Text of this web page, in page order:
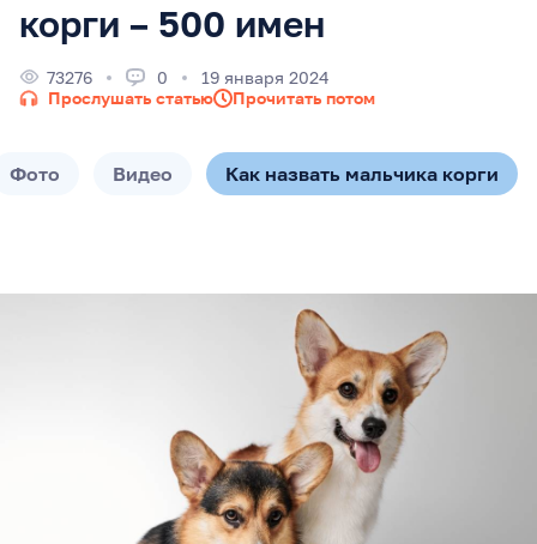
корги – 500 имен
73276 0
19 января 2024
Прослушать статью
Прочитать потом
Фото Видео Как назвать мальчика корги